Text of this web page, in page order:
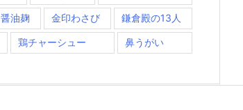
醤油麹 金印わさび 鎌倉殿の13人
鶏チャーシュー 鼻うがい